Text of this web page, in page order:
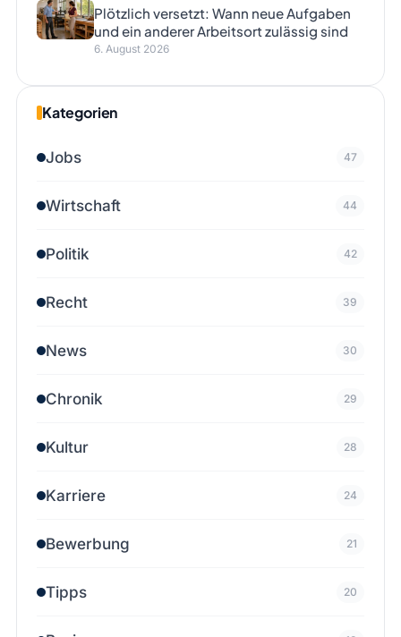
Plötzlich versetzt: Wann neue Aufgaben
und ein anderer Arbeitsort zulässig sind
6. August 2026
Kategorien
Jobs 47
Wirtschaft 44
Politik 42
Recht 39
News 30
Chronik 29
Kultur 28
Karriere 24
Bewerbung 21
Tipps 20